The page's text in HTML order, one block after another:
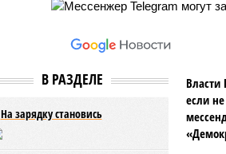
В РАЗДЕЛЕ
На зарядку становись
Власти
если